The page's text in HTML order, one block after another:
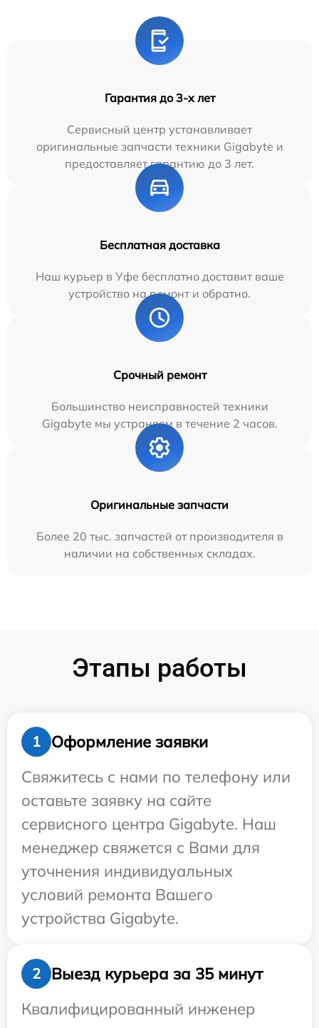
Гарантия до 3-х лет
Сервисный центр устанавливает
оригинальные запчасти техники Gigabyte и
предоставляет гарантию до 3 лет.
Бесплатная доставка
Наш курьер в Уфе бесплатно доставит ваше
устройство на ремонт и обратно.
Срочный ремонт
Большинство неисправностей техники
Gigabyte мы устраняем в течение 2 часов.
Оригинальные запчасти
Более 20 тыс. запчастей от производителя в
наличии на собственных складах.
Этапы работы
1
Оформление заявки
Свяжитесь с нами по телефону или
оставьте заявку на сайте
сервисного центра Gigabyte. Наш
менеджер свяжется с Вами для
уточнения индивидуальных
условий ремонта Вашего
устройства Gigabyte.
2
Выезд курьера за 35 минут
Квалифицированный инженер